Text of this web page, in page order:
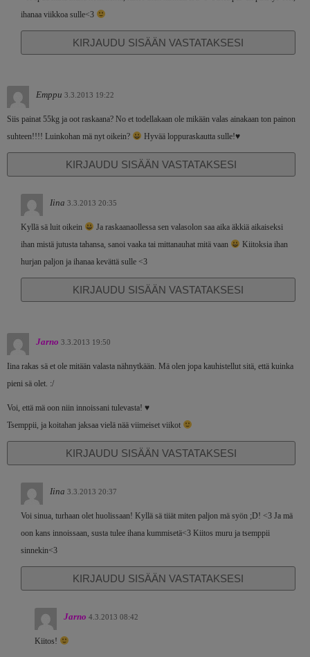
ihanaa viikkoa sulle<3
KIRJAUDU SISÄÄN VASTATAKSESI
Emppu 3.3.2013 19:22
Siis painat 55kg ja oot raskaana? No et todellakaan ole mikään valas ainakaan ton painon
suhteen!!!! Luinkohan mä nyt oikein?
Hyvää loppuraskautta sulle!♥
KIRJAUDU SISÄÄN VASTATAKSESI
Iina 3.3.2013 20:35
Kyllä sä luit oikein
Ja raskaanaollessa sen valasolon saa aika äkkiä aikaiseksi
ihan mistä jutusta tahansa, sanoi vaaka tai mittanauhat mitä vaan
Kiitoksia ihan
hurjan paljon ja ihanaa kevättä sulle <3
KIRJAUDU SISÄÄN VASTATAKSESI
Jarno 3.3.2013 19:50
Iina rakas sä et ole mitään valasta nähnytkään. Mä olen jopa kauhistellut sitä, että kuinka
pieni sä olet. :/
Voi, että mä oon niin innoissani tulevasta! ♥
Tsemppii, ja koitahan jaksaa vielä nää viimeiset viikot
KIRJAUDU SISÄÄN VASTATAKSESI
Iina 3.3.2013 20:37
Voi sinua, turhaan olet huolissaan! Kyllä sä tiiät miten paljon mä syön ;D! <3 Ja mä
oon kans innoissaan, susta tulee ihana kummisetä<3 Kiitos muru ja tsemppii
sinnekin<3
KIRJAUDU SISÄÄN VASTATAKSESI
Jarno 4.3.2013 08:42
Kiitos!